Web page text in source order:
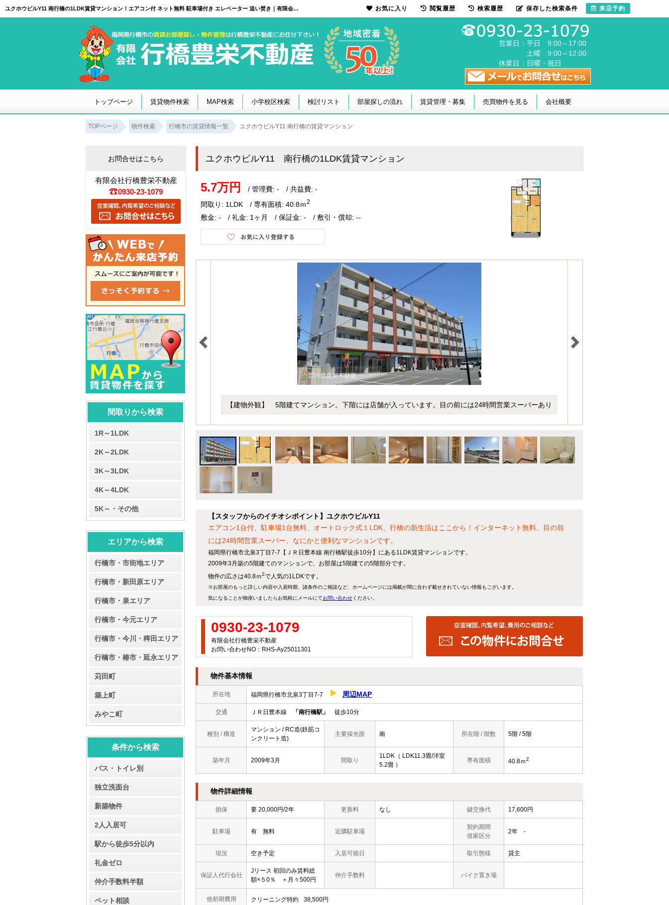
ユクホウビルY11 南行橋の1LDK賃貸マンション！エアコン付 ネット無料 駐車場付き エレベーター 追い焚き｜有限会社行橋豊栄不動産
営業日： 平日 9:00～17:00
土曜 9:00～12:00
休業日： 日曜・祝日
トップページ 賃貸物件検索 MAP検索 小学校区検索 検討リスト 部屋探しの流れ 賃貸管理・募集 売買物件を見る 会社概要
TOPページ 物件検索 行橋市の賃貸情報一覧 ユクホウビルY11 南行橋の賃貸マンション
ユクホウビルY11 南行橋の1LDK賃貸マンション
5.7万円
/ 管理費: - / 共益費: -
間取り: 1LDK / 専有面積: 40.8ｍ2
敷金: - / 礼金: 1ヶ月 / 保証金: - / 敷引・償却: --
【建物外観】 5階建てマンション。下階には店舗が入っています。目の前には24時間営業スーパーあり
【スタッフからのイチオシポイント】ユクホウビルY11
エアコン1台付、駐車場1台無料、オートロック式１LDK、行橋の新生活はここから！インターネット無料、目の前
には24時間営業スーパー、なにかと便利なマンションです。
福岡県行橋市北泉3丁目7-7【ＪＲ日豊本線 南行橋駅徒歩10分】にある1LDK賃貸マンションです。
2009年3月築の5階建てのマンションで、お部屋は5階建ての5階部分です。
物件の広さは40.8ｍ2で人気の1LDKです。
※お部屋のもっと詳しい内容や入居時期、諸条件のご相談など、ホームページには掲載が間に合わず載せきれていない情報もございます。
気になることが御座いましたらお気軽にメールにてお問い合わせください。
0930-23-1079
有限会社行橋豊栄不動産
お問い合わせNO：RHS-Ay25011301
物件基本情報
所在地 福岡県行橋市北泉3丁目7-7 周辺MAP
交通 ＪＲ日豊本線 「南行橋駅」 徒歩10分
種別 / 構造
マンション / RC造(鉄筋コ
ンクリート造)
主要採光面 南 所在階 / 階数 5階 / 5階
築年月 2009年3月 間取り
1LDK（ LDK11.3畳/洋室
5.2畳 ）
専有面積 40.8ｍ2
物件詳細情報
損保 要 20,000円/2年 更新料 なし 鍵交換代 17,600円
駐車場 有 無料 近隣駐車場
契約期間
借家区分
2年 -
現況 空き予定 入居可能日 取引態様 貸主
保証人代行会社
Jリース 初回のみ賃料総
額×５0％ ＋月々500円
仲介手数料 バイク置き場
他初期費用 クリーニング特約 38,500円
お問合せはこちら
有限会社行橋豊栄不動産
0930-23-1079
間取りから検索
1R～1LDK
2K～2LDK
3K～3LDK
4K～4LDK
5K～・その他
エリアから検索
行橋市・市街地エリア
行橋市・新田原エリア
行橋市・泉エリア
行橋市・今元エリア
行橋市・今川・稗田エリア
行橋市・椿市・延永エリア
苅田町
築上町
みやこ町
条件から検索
バス・トイレ別
独立洗面台
新築物件
2人入居可
駅から徒歩5分以内
礼金ゼロ
仲介手数料半額
ペット相談
お気に入り 閲覧履歴 検索履歴 保存した検索条件 来店予約